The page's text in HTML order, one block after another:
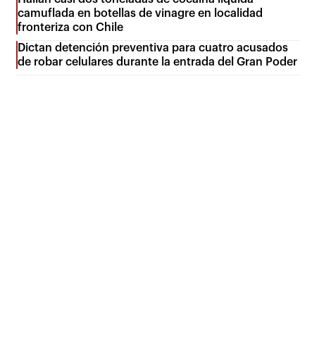
camuflada en botellas de vinagre en localidad
fronteriza con Chile
Dictan detención preventiva para cuatro acusados
de robar celulares durante la entrada del Gran Poder